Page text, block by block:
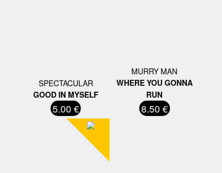
SPECTACULAR
GOOD IN MYSELF
5.00 €
MURRY MAN
WHERE YOU GONNA
RUN
8.50 €